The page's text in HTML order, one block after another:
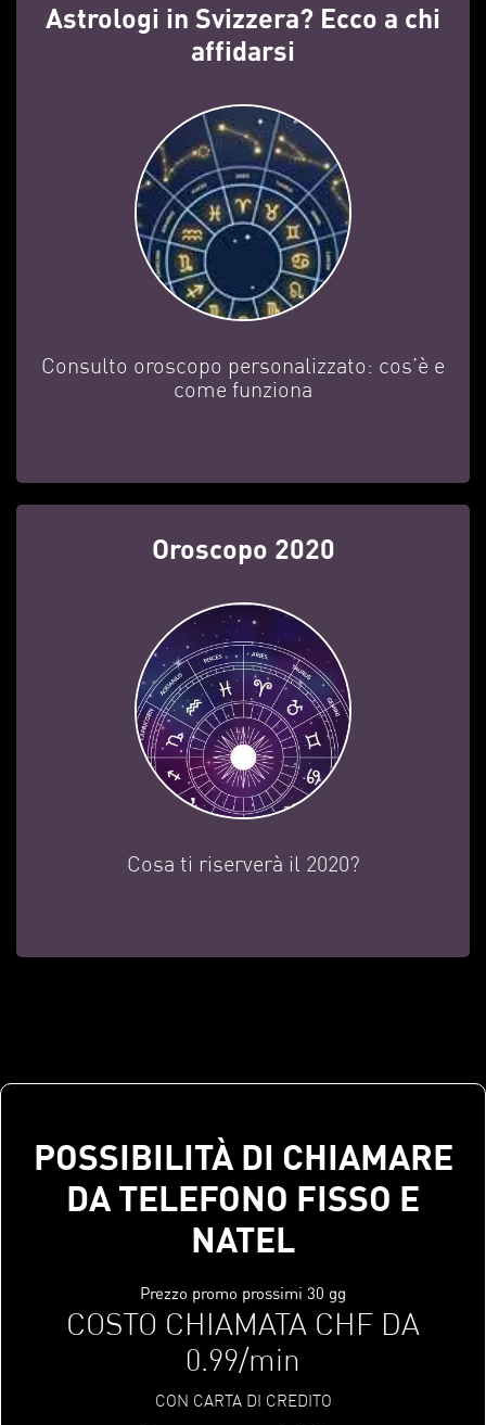
Astrologi in Svizzera? Ecco a chi
affidarsi
Consulto oroscopo personalizzato: cos’è e
come funziona
Oroscopo 2020
Cosa ti riserverà il 2020?
POSSIBILITÀ DI CHIAMARE
DA TELEFONO FISSO E
NATEL
Prezzo promo prossimi 30 gg
COSTO CHIAMATA CHF DA
0.99/min
CON CARTA DI CREDITO